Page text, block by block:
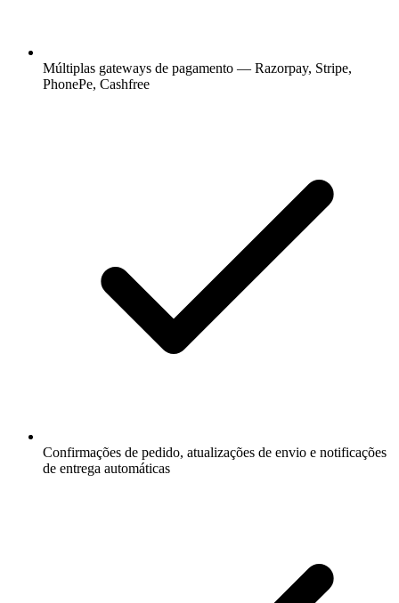
Múltiplas gateways de pagamento — Razorpay, Stripe,
PhonePe, Cashfree
Confirmações de pedido, atualizações de envio e notificações
de entrega automáticas